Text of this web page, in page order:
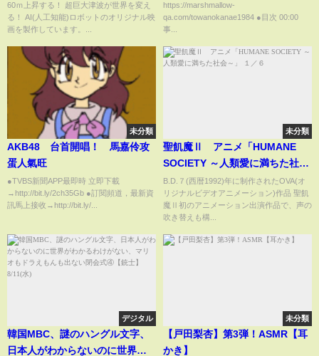
60ｍ上昇する！ 超巨大津波が世界を変え
る！ AI(人工知能)ロボットのオリジナル映
画を製作しています。...
美人局コンサルをしてまた逮
捕…女衒な仕事で稼ぐ悪質な手
切り抜き】
https://marshmallow-
qa.com/towanokanae1984 ●目次 00:00
事...
未分類
AKB48 台首開唱！ 馬嘉伶攻
蛋人氣旺
●TVBS新聞APP最即時 立即下載
→http://bit.ly/2ch35Gb ●訂閱頻道，最新資
訊馬上接收→http://bit.ly/...
未分類
聖飢魔Ⅱ アニメ「HUMANE
SOCIETY ～人類愛に満ちた社会
～」 １／６
B.D.７(西暦1992)年に制作されたOVA(オ
リジナルビデオアニメーション)作品 聖飢
魔Ⅱ初のアニメーション出演作品で、声の
吹き替えも構...
デジタル
韓国MBC、謎のハングル文字、
日本人がわからないのに世界が
未分類
【戸田梨杏】第3弾！ASMR【耳
かき】